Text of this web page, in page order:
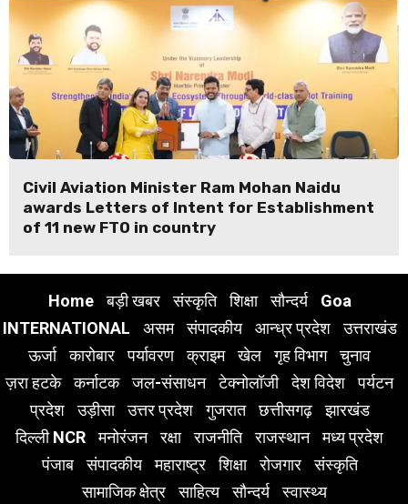
Civil Aviation Minister Ram Mohan Naidu
awards Letters of Intent for Establishment
of 11 new FTO in country
Home बड़ी खबर संस्कृति शिक्षा सौन्दर्य
Goa
INTERNATIONAL
असम संपादकीय आन्ध्र प्रदेश
उत्तराखंड
ऊर्जा
कारोबार पर्यावरण क्राइम खेल गृह विभाग
चुनाव
ज़रा हटके
कर्नाटक जल-संसाधन टेक्नोलॉजी देश विदेश
पर्यटन
प्रदेश
उड़ीसा उत्तर प्रदेश गुजरात छत्तीसगढ़
झारखंड
दिल्ली NCR
मनोरंजन रक्षा राजनीति राजस्थान
मध्य प्रदेश
पंजाब
संपादकीय महाराष्ट्र शिक्षा रोजगार
संस्कृति
सामाजिक क्षेत्र
साहित्य सौन्दर्य स्वास्थ्य